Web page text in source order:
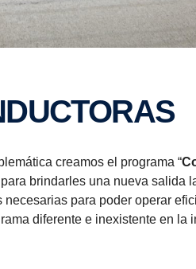
creamos el programa “
brindarles una nueva salida
para poder operar
diferente e inexistente en la